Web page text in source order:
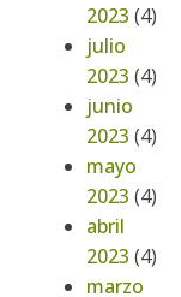
2023 (4)
julio
2023 (4)
junio
2023 (4)
mayo
2023 (4)
abril
2023 (4)
marzo